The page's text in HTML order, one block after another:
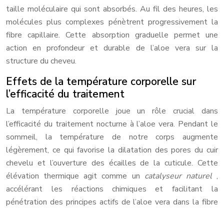
taille moléculaire qui sont absorbés. Au fil des heures, les
molécules plus complexes pénètrent progressivement la
fibre capillaire. Cette absorption graduelle permet une
action en profondeur et durable de l’aloe vera sur la
structure du cheveu.
Effets de la température corporelle sur
l’efficacité du traitement
La température corporelle joue un rôle crucial dans
l’efficacité du traitement nocturne à l’aloe vera. Pendant le
sommeil, la température de notre corps augmente
légèrement, ce qui favorise la dilatation des pores du cuir
chevelu et l’ouverture des écailles de la cuticule. Cette
élévation thermique agit comme un catalyseur naturel,
accélérant les réactions chimiques et facilitant la
pénétration des principes actifs de l’aloe vera dans la fibre